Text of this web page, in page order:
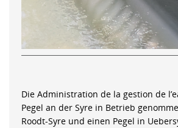
Die Administration de la gestion de
Pegel an der Syre in Betrieb
Roodt-Syre und einen Pegel in